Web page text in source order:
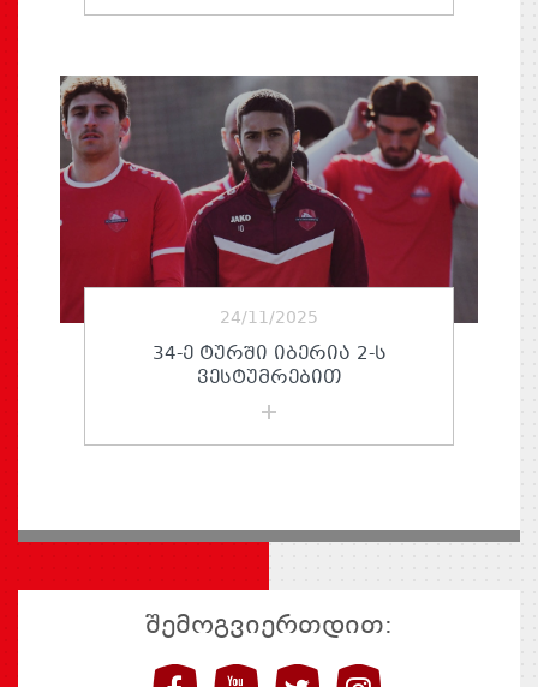
24/11/2025
34-Ე ᲢᲣᲠᲨᲘ ᲘᲑᲔᲠᲘᲐ 2-Ს
ᲕᲔᲡᲢᲣᲛᲠᲔᲑᲘᲗ
შემოგვიერთდით: